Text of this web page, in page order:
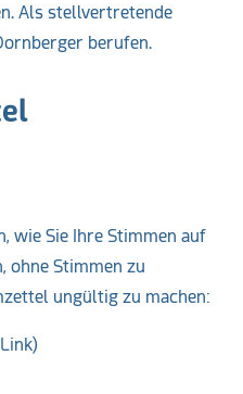
Als stellvertretende
berufen.
wie Sie Ihre Stimmen auf
ohne Stimmen zu
ungültig zu machen: